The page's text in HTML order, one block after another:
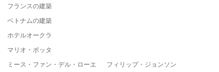
フランスの建築
ベトナムの建築
ホテルオークラ
マリオ・ボッタ
ミース・ファン・デル・ローエ フィリップ・ジョンソン